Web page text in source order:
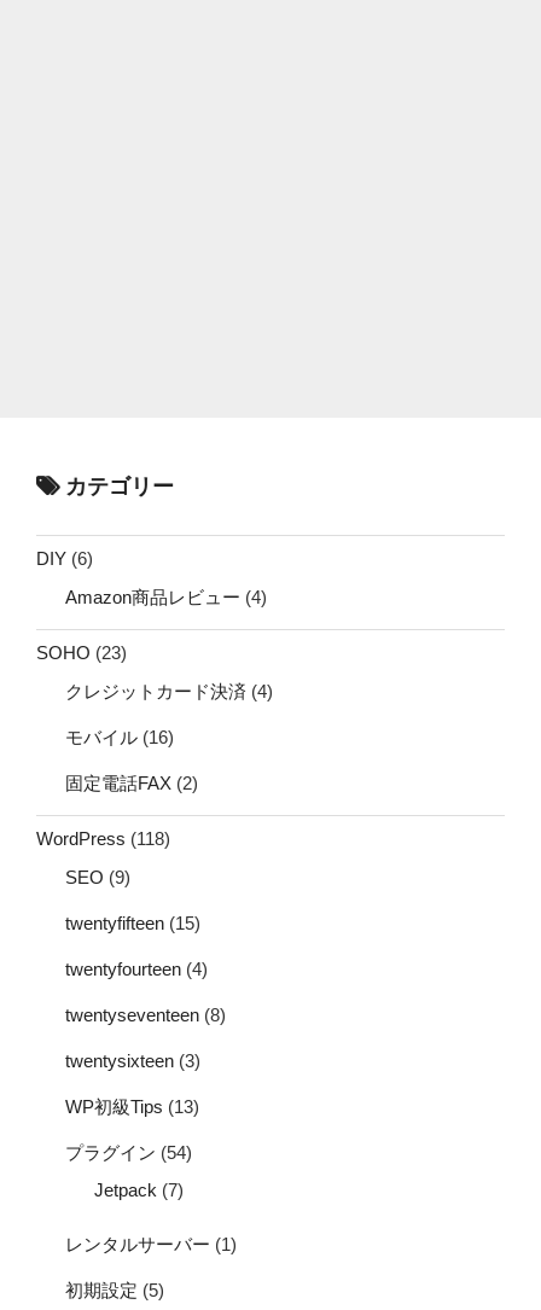
カテゴリー
DIY (6)
Amazon商品レビュー (4)
SOHO (23)
クレジットカード決済 (4)
モバイル (16)
固定電話FAX (2)
WordPress (118)
SEO (9)
twentyfifteen (15)
twentyfourteen (4)
twentyseventeen (8)
twentysixteen (3)
WP初級Tips (13)
プラグイン (54)
Jetpack (7)
レンタルサーバー (1)
初期設定 (5)